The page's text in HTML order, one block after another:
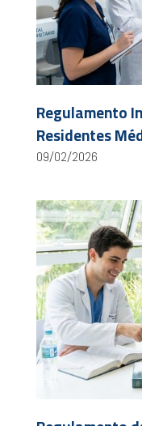
Regulamento
Residentes
09/02/2026